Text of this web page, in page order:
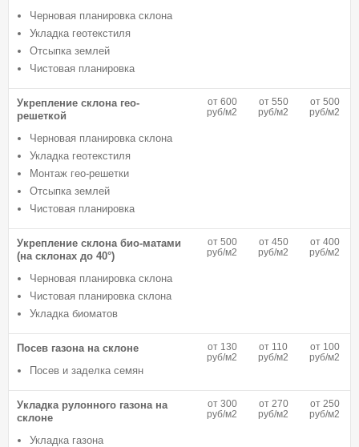
Черновая планировка склона
Укладка геотекстиля
Отсыпка землей
Чистовая планировка
Укрепление склона гео-
решеткой
Черновая планировка склона
Укладка геотекстиля
Монтаж гео-решетки
Отсыпка землей
Чистовая планировка
от 600
руб/м2
от 550
руб/м2
от 500
руб/м2
Укрепление склона био-матами
(на склонах до 40°)
Черновая планировка склона
Чистовая планировка склона
Укладка биоматов
от 500
руб/м2
от 450
руб/м2
от 400
руб/м2
Посев газона на склоне
Посев и заделка семян
от 130
руб/м2
от 110
руб/м2
от 100
руб/м2
Укладка рулонного газона на
склоне
Укладка газона
от 300
руб/м2
от 270
руб/м2
от 250
руб/м2